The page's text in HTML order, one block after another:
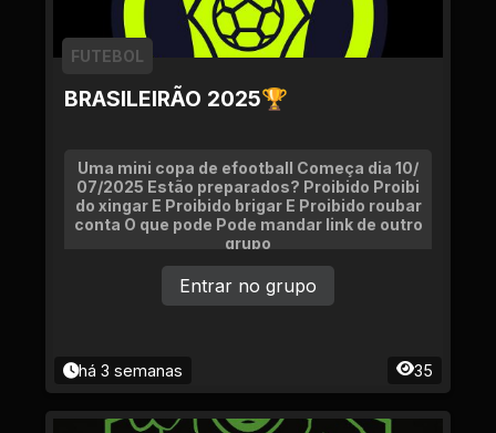
BRASILEIRÃO 2025🏆
FUTEBOL
Uma mini copa de efootball Começa dia 10/
07/2025 Estão preparados? Proibido Proibi
do xingar E Proibido brigar E Proibido roubar
conta O que pode Pode mandar link de outro
grupo
há 3 semanas 35
Entrar no grupo